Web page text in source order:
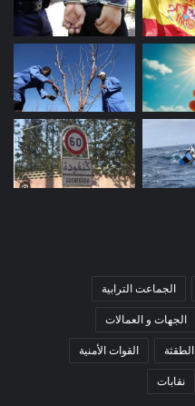
الجماعت الترابية
الجهات و العمالات
الطقثة القوات الأمنية
نقابات